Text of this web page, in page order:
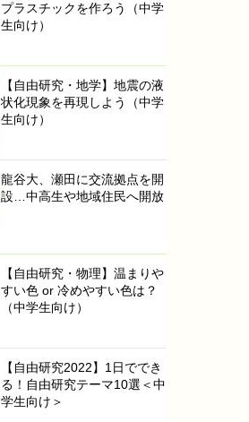
プラスチックを作ろう（中学
生向け）
【自由研究・地学】地震の液
状化現象を再現しよう（中学
生向け）
龍谷大、瀬田に交流拠点を開
設…中高生や地域住民へ開放
【自由研究・物理】温まりや
すい色 or 冷めやすい色は？
（中学生向け）
【自由研究2022】1日ででき
る！自由研究テーマ10選＜中
学生向け＞